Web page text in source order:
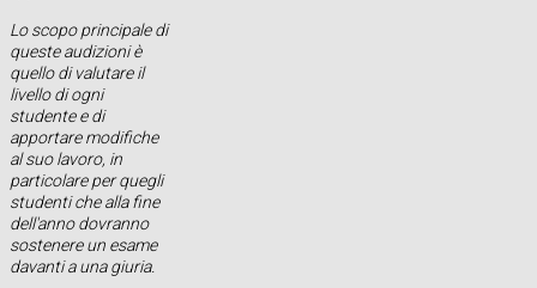
Lo scopo principale di
queste audizioni è
quello di valutare il
livello di ogni
studente e di
apportare modifiche
al suo lavoro, in
particolare per quegli
studenti che alla fine
dell'anno dovranno
sostenere un esame
davanti a una giuria.